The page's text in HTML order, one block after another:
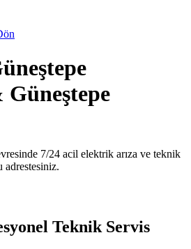
Güneştepe
7/24 acil elektrik arıza ve teknik
adrestesiniz.
Teknik Servis